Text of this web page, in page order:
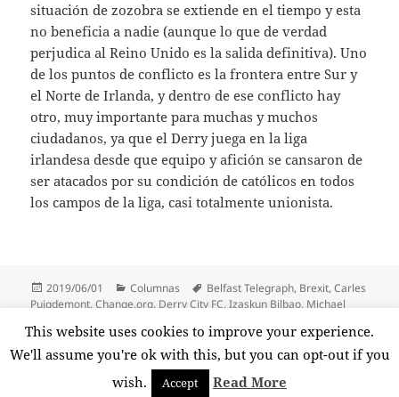
situación de zozobra se extiende en el tiempo y esta
no beneficia a nadie (aunque lo que de verdad
perjudica al Reino Unido es la salida definitiva). Uno
de los puntos de conflicto es la frontera entre Sur y
el Norte de Irlanda, y dentro de ese conflicto hay
otro, muy importante para muchas y muchos
ciudadanos, ya que el Derry juega en la liga
irlandesa desde que equipo y afición se cansaron de
ser atacados por su condición de católicos en todos
los campos de la liga, casi totalmente unionista.
Publicado
el
2019/06/01 Categorías
Columnas Etiquetas
Belfast Telegraph, Brexit,Carles
Puigdemont,Change.org, Derry City FC,Izaskun Bilbao, Michael
Toni Comín,Turner Tenney,Twitter, Yanis Varoufakis
Funciona gracias a WordPress
This website uses cookies to improve your experience.
We'll assume you're ok with this, but you can opt-out if you
wish.
Accept Read More